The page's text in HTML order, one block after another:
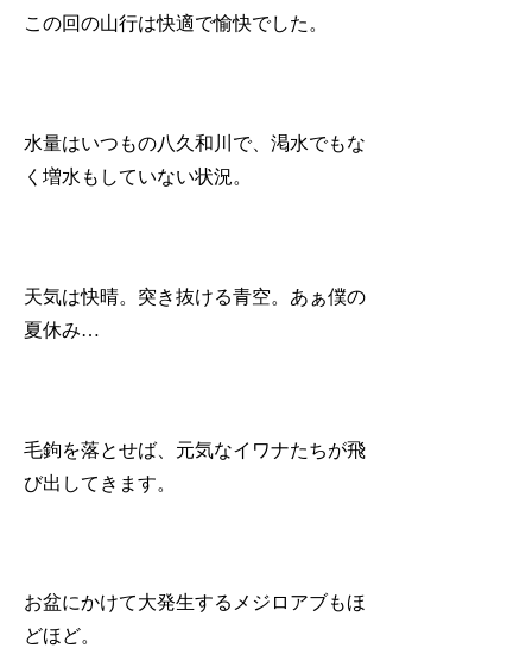
この回の山行は快適で愉快でした。
水量はいつもの八久和川で、渇水でもな
く増水もしていない状況。
天気は快晴。突き抜ける青空。あぁ僕の
夏休み…
毛鉤を落とせば、元気なイワナたちが飛
び出してきます。
お盆にかけて大発生するメジロアブもほ
どほど。